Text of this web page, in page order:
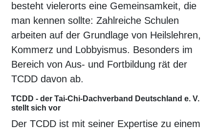
besteht vielerorts eine Gemeinsamkeit, die
man kennen sollte: Zahlreiche Schulen
arbeiten auf der Grundlage von Heilslehren,
Kommerz und Lobbyismus. Besonders im
Bereich von Aus- und Fortbildung rät der
TCDD davon ab.
TCDD - der Tai-Chi-Dachverband Deutschland e. V.
stellt sich vor
Der TCDD ist mit seiner Expertise zu einem